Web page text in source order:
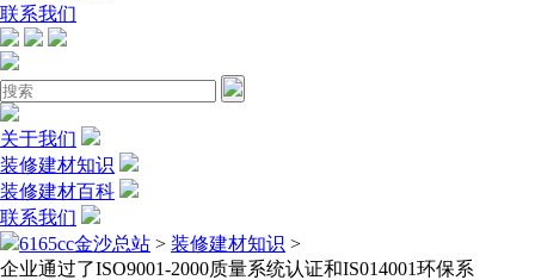
联系我们
关于我们
装修建材知识
装修建材百科
联系我们
6165cc金沙总站 > 装修建材知识 >
企业通过了ISO9001-2000质量系统认证和IS014001环保系